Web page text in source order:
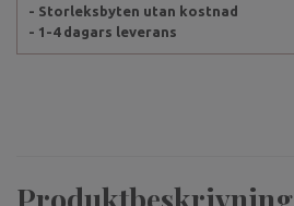
- Storleksbyten utan kostnad
- 1-4 dagars leverans